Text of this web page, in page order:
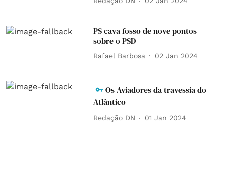
PS cava fosso de nove pontos
sobre o PSD
Rafael Barbosa 02 Jan 2024
Os Aviadores da travessia do
Atlântico
Redação DN 01 Jan 2024